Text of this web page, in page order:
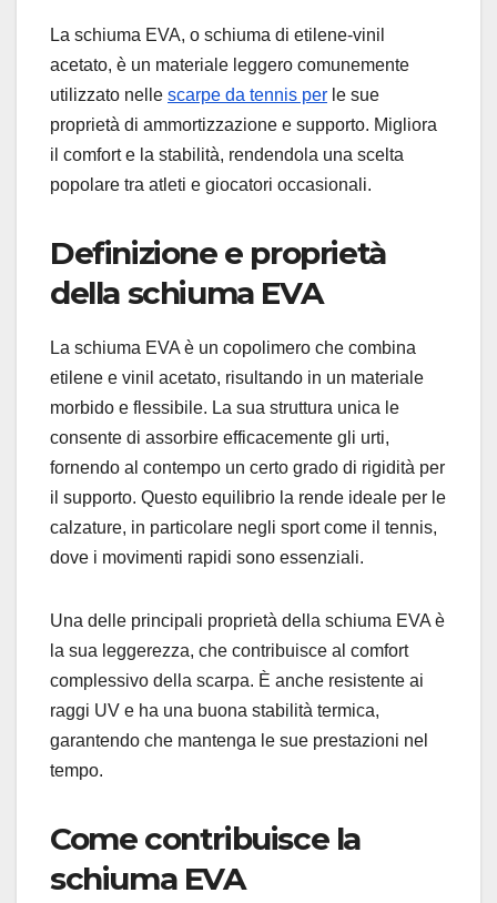
La schiuma EVA, o schiuma di etilene-vinil
acetato, è un materiale leggero comunemente
utilizzato nelle scarpe da tennis per le sue
proprietà di ammortizzazione e supporto. Migliora
il comfort e la stabilità, rendendola una scelta
popolare tra atleti e giocatori occasionali.
Definizione e proprietà
della schiuma EVA
La schiuma EVA è un copolimero che combina
etilene e vinil acetato, risultando in un materiale
morbido e flessibile. La sua struttura unica le
consente di assorbire efficacemente gli urti,
fornendo al contempo un certo grado di rigidità per
il supporto. Questo equilibrio la rende ideale per le
calzature, in particolare negli sport come il tennis,
dove i movimenti rapidi sono essenziali.
Una delle principali proprietà della schiuma EVA è
la sua leggerezza, che contribuisce al comfort
complessivo della scarpa. È anche resistente ai
raggi UV e ha una buona stabilità termica,
garantendo che mantenga le sue prestazioni nel
tempo.
Come contribuisce la
schiuma EVA